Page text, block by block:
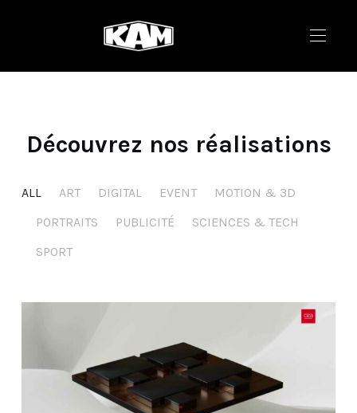
Découvrez nos réalisations
ALL ART DIGITAL EVENT
MOTION & 3D
PORTRAITS
PUBLICITÉ
SCIENCES & TECH
SPORT